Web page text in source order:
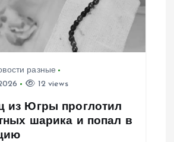
разные
12 views
из Югры проглотил
шарика и попал в